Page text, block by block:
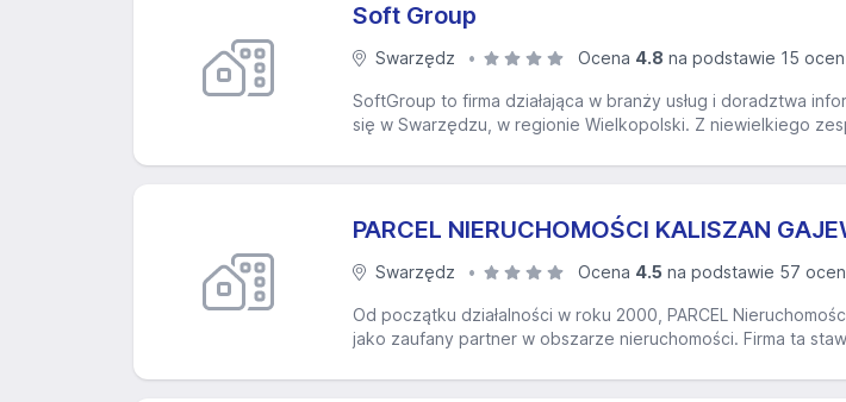
Soft Group
Swarzędz Ocena 4.8 na podstawie 15 ocen
SoftGroup to firma działająca w branży usług i doradztwa
się w Swarzędzu, w regionie Wielkopolski. Z niewielkiego
PARCEL NIERUCHOMOŚCI KALISZAN
Swarzędz Ocena 4.5 na podstawie 57 ocen
Od początku działalności w roku 2000, PARCEL
jako zaufany partner w obszarze nieruchomości. Firma ta